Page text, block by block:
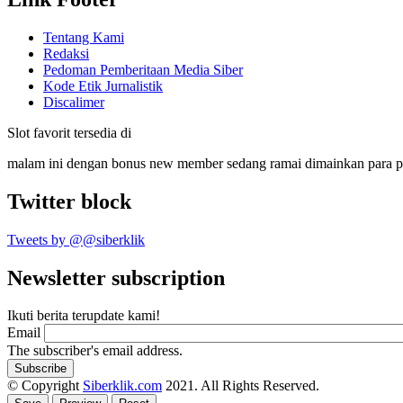
Tentang Kami
Redaksi
Pedoman Pemberitaan Media Siber
Kode Etik Jurnalistik
Discalimer
Slot favorit tersedia di
malam ini dengan bonus new member sedang ramai dimainkan para
Twitter block
Tweets by @@siberklik
Newsletter subscription
Ikuti berita terupdate kami!
Email
The subscriber's email address.
© Copyright Siberklik.com 2021. All Rights Reserved.